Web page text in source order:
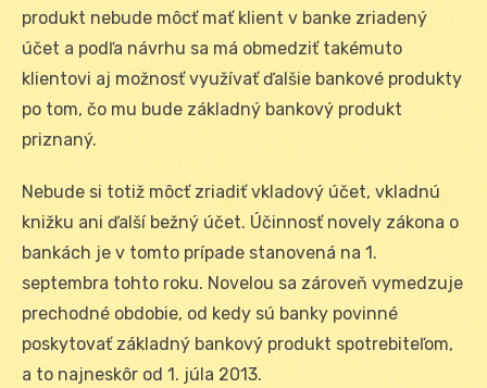
produkt nebude môcť mať klient v banke zriadený
účet a podľa návrhu sa má obmedziť takémuto
klientovi aj možnosť využívať ďalšie bankové produkty
po tom, čo mu bude základný bankový produkt
priznaný.
Nebude si totiž môcť zriadiť vkladový účet, vkladnú
knižku ani ďalší bežný účet. Účinnosť novely zákona o
bankách je v tomto prípade stanovená na 1.
septembra tohto roku. Novelou sa zároveň vymedzuje
prechodné obdobie, od kedy sú banky povinné
poskytovať základný bankový produkt spotrebiteľom,
a to najneskôr od 1. júla 2013.